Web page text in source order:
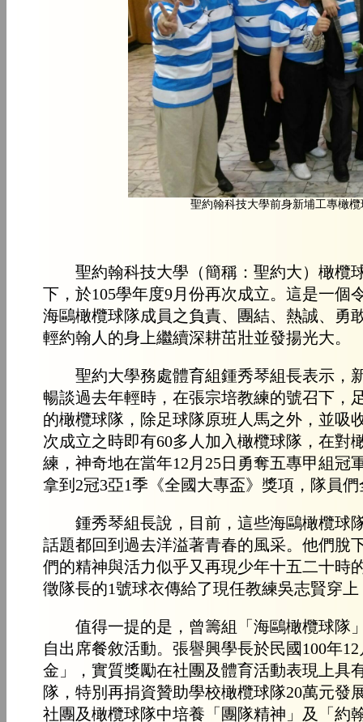
聖約翰科技大學前身新埔工專橄
聖約翰科技大學（簡稱：聖約大）橄欖
下，於105學年度9月份再次成立。這是一
海鷗橄欖球隊成員之負責、團結、熱誠、勇
輕約翰人的身上繼續深耕茁壯並發揚光大。
聖約大學務處體育組鍾秀琴組長表示，新
暢談過去年輕時，在張宗培教練的號召下，
的橄欖球隊，除足球隊原班人馬之外，並吸
次成立之時即有60多人加入橄欖球隊，在對
練，神奇地在當年12月25日勇奪五專甲組冠
拿到2冠3亞1季《全國大專盃》獎項，隊員
鍾秀琴組長說，目前，這些海鷗橄欖球隊
話題都回到過去洋溢著青春的風采。他們脫
們的精神與活力似乎又再現少年十五二十時
徵隊長的1號球衣傳給了現任教練吳志賢穿
值得一提的是，曾籌組「海鷗橄欖球隊
自出席餐敘活動。張譽興學長於民國100年
金」，實質獎勵在社團及體育活動表現上具
隊，特別再捐資贊助學校橄欖球隊20萬元
社團及橄欖球隊中培養「團隊精神」及「約